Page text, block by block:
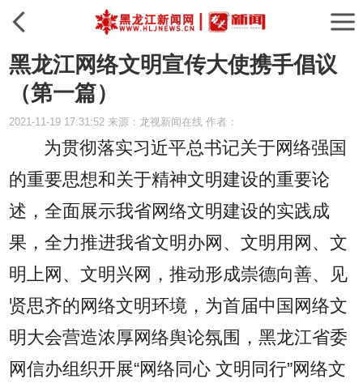
黑龙江网络文明宣传大使携手倡议
（第一篇）
2021-11-19 17:31:52 来源：龙视新闻在线 作者：
为贯彻落实习近平总书记关于网络强国
的重要思想和关于精神文明建设的重要论
述，全面展示我省网络文明建设的实践成
果，全力推进我省文明办网、文明用网、文
明上网、文明兴网，推动形成崇德向善、见
贤思齐的网络文明环境，为首届中国网络文
明大会营造浓厚网络舆论氛围，黑龙江省委
网信办组织开展“网络同心 文明同行”网络文